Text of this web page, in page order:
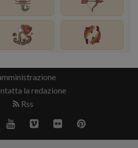
la redazione
Rss